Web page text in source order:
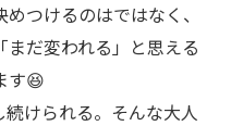
つけるのはではなく、
まだ変われる」と思える
す😆
けられる。そんな大人